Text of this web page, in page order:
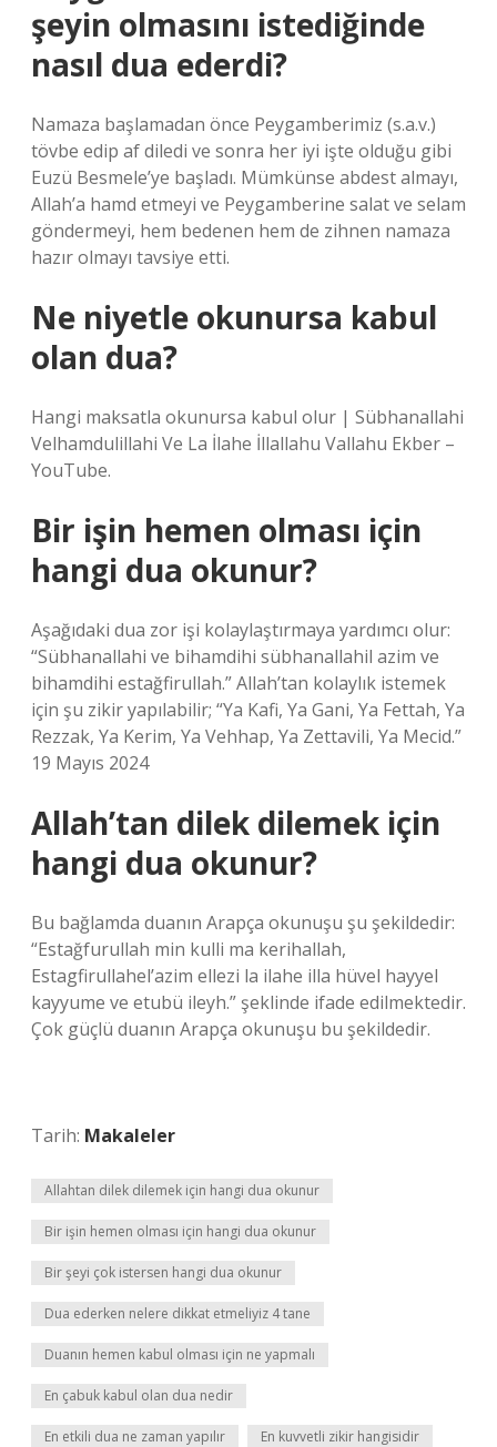
şeyin olmasını istediğinde
nasıl dua ederdi?
Namaza başlamadan önce Peygamberimiz (s.a.v.)
tövbe edip af diledi ve sonra her iyi işte olduğu gibi
Euzü Besmele’ye başladı. Mümkünse abdest almayı,
Allah’a hamd etmeyi ve Peygamberine salat ve selam
göndermeyi, hem bedenen hem de zihnen namaza
hazır olmayı tavsiye etti.
Ne niyetle okunursa kabul
olan dua?
Hangi maksatla okunursa kabul olur | Sübhanallahi
Velhamdulillahi Ve La İlahe İllallahu Vallahu Ekber –
YouTube.
Bir işin hemen olması için
hangi dua okunur?
Aşağıdaki dua zor işi kolaylaştırmaya yardımcı olur:
“Sübhanallahi ve bihamdihi sübhanallahil azim ve
bihamdihi estağfirullah.” Allah’tan kolaylık istemek
için şu zikir yapılabilir; “Ya Kafi, Ya Gani, Ya Fettah, Ya
Rezzak, Ya Kerim, Ya Vehhap, Ya Zettavili, Ya Mecid.”
19 Mayıs 2024
Allah’tan dilek dilemek için
hangi dua okunur?
Bu bağlamda duanın Arapça okunuşu şu şekildedir:
“Estağfurullah min kulli ma kerihallah,
Estagfirullahel’azim ellezi la ilahe illa hüvel hayyel
kayyume ve etubü ileyh.” şeklinde ifade edilmektedir.
Çok güçlü duanın Arapça okunuşu bu şekildedir.
Tarih: Makaleler
Allahtan dilek dilemek için hangi dua okunur
Bir işin hemen olması için hangi dua okunur
Bir şeyi çok istersen hangi dua okunur
Dua ederken nelere dikkat etmeliyiz 4 tane
Duanın hemen kabul olması için ne yapmalı
En çabuk kabul olan dua nedir
En etkili dua ne zaman yapılır En kuvvetli zikir hangisidir